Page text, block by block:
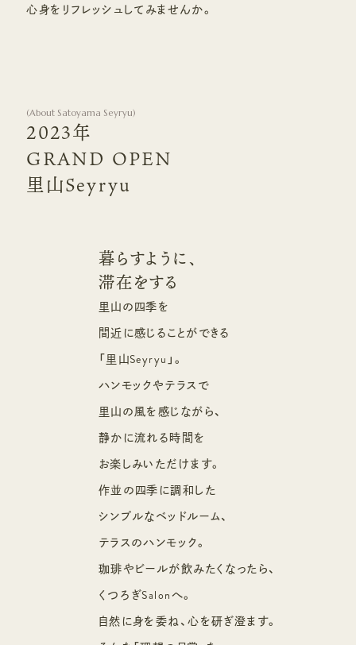
心身をリフレッシュしてみませんか。
(About Satoyama Seyryu)
2023年
GRAND OPEN
里山Seyryu
暮らすように、
滞在をする
里山の四季を
間近に感じることができる
「里山Seyryu」。
ハンモックやテラスで
里山の風を感じながら、
静かに流れる時間を
お楽しみいただけます。
作並の四季に調和した
シンプルなベッドルーム、
テラスのハンモック。
珈琲やビールが飲みたくなったら、
くつろぎSalonへ。
自然に身を委ね、心を研ぎ澄ます。